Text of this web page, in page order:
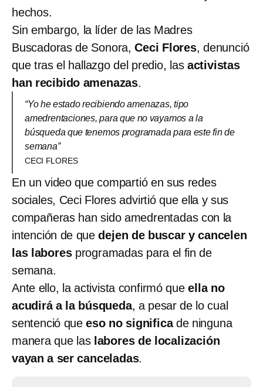
hechos.
Sin embargo, la líder de las Madres
Buscadoras de Sonora,Ceci Flores, denunció
que tras el hallazgo del predio, las activistas
han recibido amenazas.
“Yo he estado recibiendo amenazas, tipo
amedrentaciones, para que no vayamos a la
búsqueda que tenemos programada para este fin de
semana”
CECI FLORES
En un video que compartió en sus redes
sociales, Ceci Flores advirtió que ella y sus
compañeras han sido amedrentadas con la
intención de quedejen de buscar y cancelen
las laboresprogramadas para el fin de
semana.
Ante ello, la activista confirmó queella no
acudirá a la búsqueda, a pesar de lo cual
sentenció queeso no significade ninguna
manera que las labores de localización
vayan a ser canceladas.